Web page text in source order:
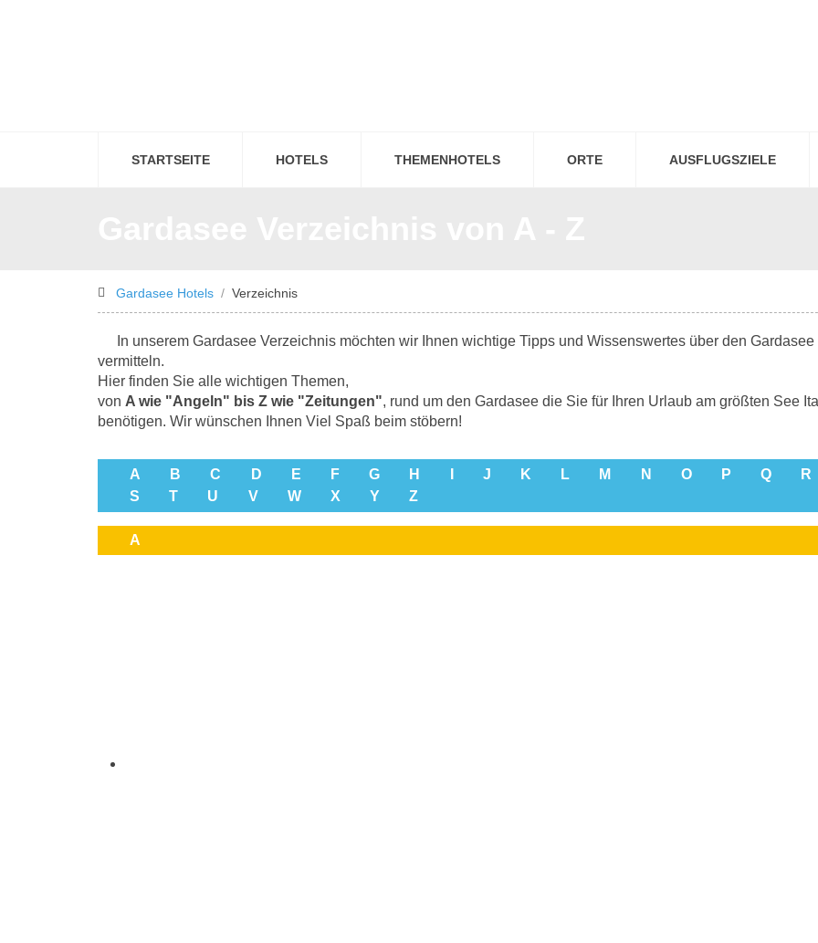
STARTSEITE HOTELS THEMENHOTELS ORTE AUSFLUGSZIELE
Gardasee Hotels Verzeichnis
In unserem Gardasee Verzeichnis möchten wir Ihnen wichtige Tipps und Wissenswertes über den Gardasee
vermitteln.
Hier finden Sie alle wichtigen Themen,
von A wie "Angeln" bis Z wie "Zeitungen", rund um den Gardasee die Sie für Ihren Urlaub am größten See
benötigen. Wir wünschen Ihnen Viel Spaß beim stöbern!
A B C D E F G H J K L M N O P Q
R
S
T U V W X Y Z
A